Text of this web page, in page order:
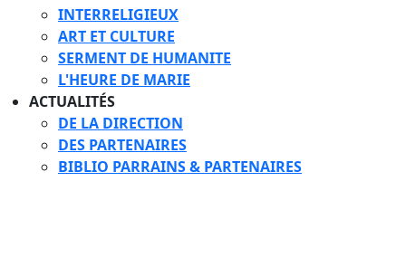
INTERRELIGIEUX
ART ET CULTURE
SERMENT DE HUMANITE
L'HEURE DE MARIE
ACTUALITÉS
DE LA DIRECTION
DES PARTENAIRES
BIBLIO PARRAINS & PARTENAIRES